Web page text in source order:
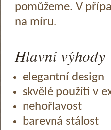
pomůžeme. V
na míru.
Hlavní výhody
elegantní design
skvělé použití v
nehořlavost
barevná stálost